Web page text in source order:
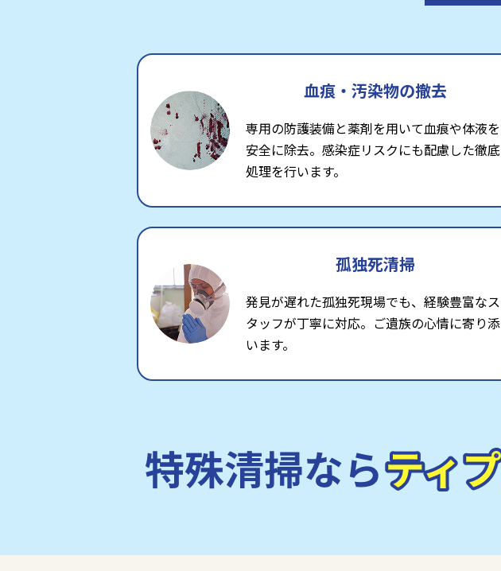
血痕・汚染物の撤去
専用の防護装備と薬剤を用いて血痕や体液を
安全に除去。感染症リスクにも配慮した徹底
処理を行います。
孤独死清掃
発見が遅れた孤独死現場でも、経験豊富なス
タッフが丁寧に対応。ご遺族の心情に寄り添
います。